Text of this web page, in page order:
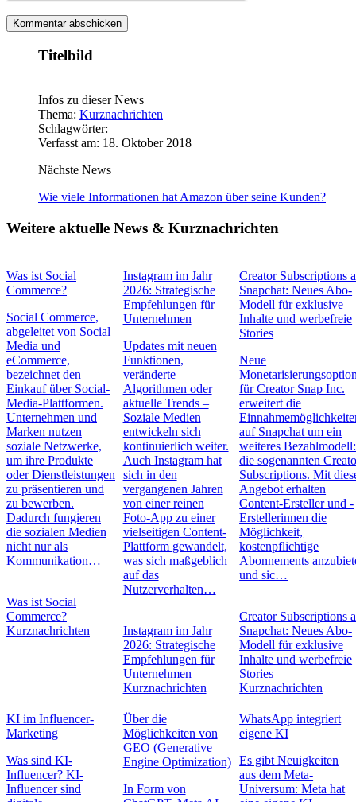
Titelbild
Infos zu dieser News
Thema: Kurznachrichten
Schlagwörter:
Verfasst am: 18. Oktober 2018
Nächste News
Wie viele Informationen hat Amazon über seine Kunden?
Weitere aktuelle News & Kurznachrichten
Was ist Social
Commerce?
Social Commerce,
abgeleitet von Social
Media und
eCommerce,
bezeichnet den
Einkauf über Social-
Media-Plattformen.
Unternehmen und
Marken nutzen
soziale Netzwerke,
um ihre Produkte
oder Dienstleistungen
zu präsentieren und
zu bewerben.
Dadurch fungieren
die sozialen Medien
nicht nur als
Kommunikation…
Was ist Social
Commerce?
Kurznachrichten
Instagram im Jahr
2026: Strategische
Empfehlungen für
Unternehmen
Updates mit neuen
Funktionen,
veränderte
Algorithmen oder
aktuelle Trends –
Soziale Medien
entwickeln sich
kontinuierlich weiter.
Auch Instagram hat
sich in den
vergangenen Jahren
von einer reinen
Foto-App zu einer
vielseitigen Content-
Plattform gewandelt,
was sich maßgeblich
auf das
Nutzerverhalten…
Instagram im Jahr
2026: Strategische
Empfehlungen für
Unternehmen
Kurznachrichten
Creator Subscriptions
Snapchat: Neues Abo-
Modell für exklusive
Inhalte und werbefreie
Stories
Neue
für Creator Snap Inc.
erweitert die
auf Snapchat um ein
weiteres Bezahlmodell:
die sogenannten
Subscriptions. Mit
Angebot erhalten
Content-Ersteller und -
Erstellerinnen die
Möglichkeit,
kostenpflichtige
Abonnements
und sic…
Creator Subscriptions
Snapchat: Neues Abo-
Modell für exklusive
Inhalte und werbefreie
Stories
Kurznachrichten
KI im Influencer-
Marketing
Was sind KI-
Influencer? KI-
Influencer sind
Über die
Möglichkeiten von
GEO (Generative
Engine Optimization)
In Form von
WhatsApp integriert
eigene KI
Es gibt Neuigkeiten
aus dem Meta-
Universum: Meta hat